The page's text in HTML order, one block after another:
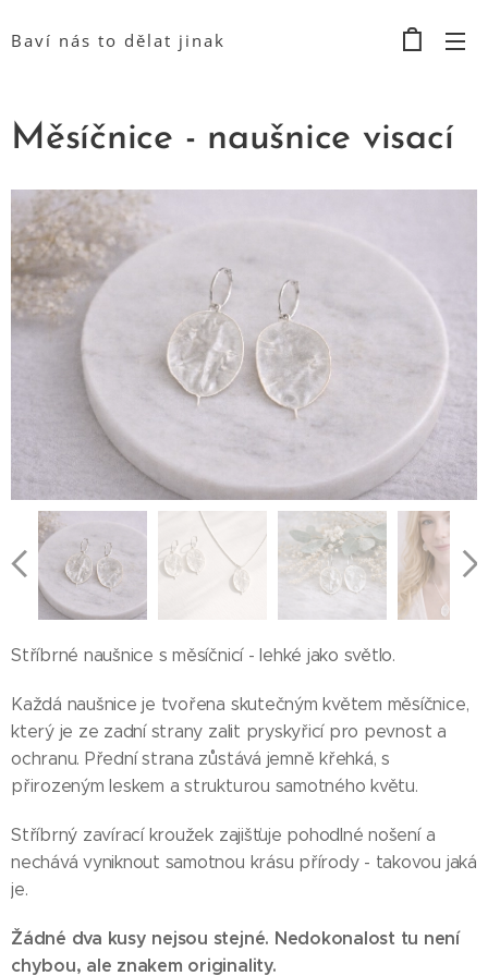
Baví nás to dělat jinak
Měsíčnice - naušnice visací
Stříbrné naušnice s měsíčnicí - lehké jako světlo.
Každá naušnice je tvořena skutečným květem měsíčnice,
který je ze zadní strany zalit pryskyřicí pro pevnost a
ochranu. Přední strana zůstává jemně křehká, s
přirozeným leskem a strukturou samotného květu.
Stříbrný zavírací kroužek zajišťuje pohodlné nošení a
nechává vyniknout samotnou krásu přírody - takovou jaká
je.
Žádné dva kusy nejsou stejné. Nedokonalost tu není
chybou, ale znakem originality.